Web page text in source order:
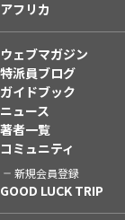
アフリカ
ウェブマガジン
特派員ブログ
ガイドブック
ニュース
著者一覧
コミュニティ
新規会員登録
GOOD LUCK TRIP